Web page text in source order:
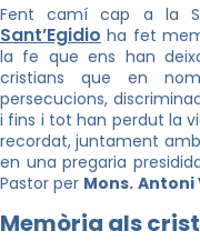
Fent camí cap a la
Sant’Egidio ha fet
la fe que ens han
cristians que en
persecucions,
i fins i tot han perdut la
recordat, juntament amb
en una pregaria
Pastor per Mons. Antoni
Memòria als